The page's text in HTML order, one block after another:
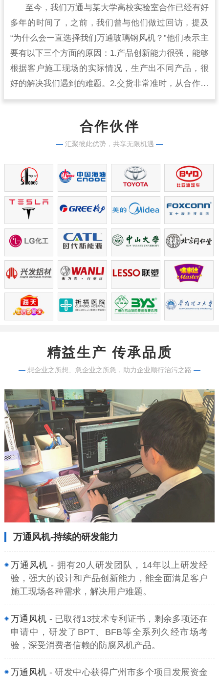
至今，我们万通与某大学高校实验室合作已经有好
多年的时间了，之前，我们曾与他们做过回访，提及
“为什么会一直选择我们万通玻璃钢风机？”他们表示主
要有以下三个方面的原因：1.产品创新能力很强，能够
根据客户施工现场的实际情况，生产出不同产品，很
好的解决我们遇到的难题。2.交货非常准时，从合作开
始到现在，从来没有出现过延时交货的情况，生产实
合作伙伴
— 汇聚彼此优势，共享无限机遇 —
精益生产 传承品质
— 想企业之所想、急企业之所急，助力企业顺行治污之路 —
万通风机-持续的研发能力
万通风机 - 拥有20人研发团队，14年以上研发经
验，强大的设计和产品创新能力，能全面满足客户
施工现场各种需求，解决用户难题。
万通风机 - 已取得13技术专利证书，剩余多项还在
申请中，研发了BPT、BFB等全系列久经市场考
验，深受消费者信赖的防腐风机产品。
万通风机 - 研发中心获得广州市多个项目发展资金